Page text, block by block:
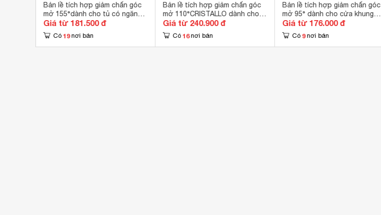
Bản lề tích hợp giảm chấn góc
mở 155°dành cho tủ có ngăn
kéo âm - Trùm âm Blum
71B7550
Giá từ 181.500 đ
Có 19 nơi bán
Bản lề tích hợp giảm chấn góc
mở 110°CRISTALLO dành cho
cửa kính Blum 71B4500C
Giá từ 240.900 đ
Có 16 nơi bán
Bản lề tích hợp giảm chấn góc
mở 95° dành cho cửa khung
nhôm Blum 71B970A
Giá từ 176.000 đ
Có 9 nơi bán